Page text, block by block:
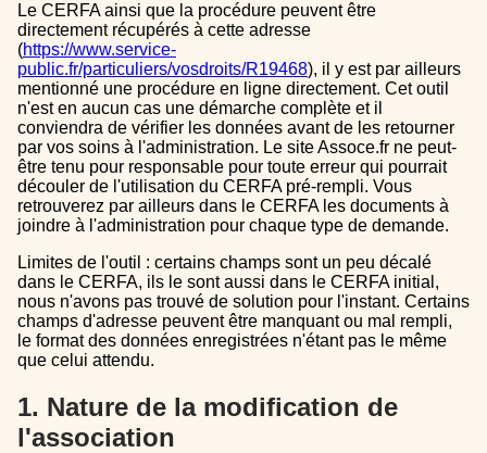
Le CERFA ainsi que la procédure peuvent être
directement récupérés à cette adresse
(https://www.service-
public.fr/particuliers/vosdroits/R19468), il y est par ailleurs
mentionné une procédure en ligne directement. Cet outil
n'est en aucun cas une démarche complète et il
conviendra de vérifier les données avant de les retourner
par vos soins à l'administration. Le site Assoce.fr ne peut-
être tenu pour responsable pour toute erreur qui pourrait
découler de l'utilisation du CERFA pré-rempli. Vous
retrouverez par ailleurs dans le CERFA les documents à
joindre à l'administration pour chaque type de demande.
Limites de l'outil : certains champs sont un peu décalé
dans le CERFA, ils le sont aussi dans le CERFA initial,
nous n'avons pas trouvé de solution pour l'instant. Certains
champs d'adresse peuvent être manquant ou mal rempli,
le format des données enregistrées n'étant pas le même
que celui attendu.
1. Nature de la modification de
l'association